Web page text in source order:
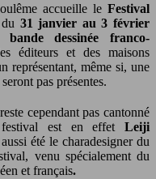
accueille le Festival
31 janvier au 3 février
bande dessinée franco-
éditeurs et des maisons
représentant, même si, une
pas présentes.
cependant pas cantonné
festival est en effet Leiji
été le charadesigner du
venu spécialement du
et français.